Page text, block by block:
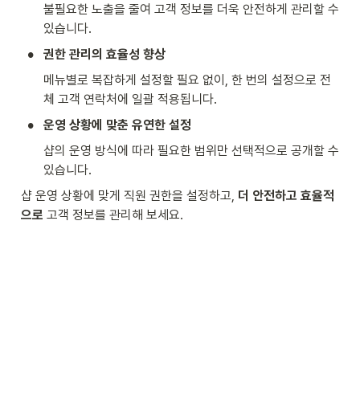
불필요한 노출을 줄여 고객 정보를 더욱 안전하게 관리할 수
있습니다.
•
권한 관리의 효율성 향상
메뉴별로 복잡하게 설정할 필요 없이, 한 번의 설정으로 전
체 고객 연락처에 일괄 적용됩니다.
•
운영 상황에 맞춘 유연한 설정
샵의 운영 방식에 따라 필요한 범위만 선택적으로 공개할 수
있습니다.
샵 운영 상황에 맞게 직원 권한을 설정하고, 더 안전하고 효율적
으로 고객 정보를 관리해 보세요.